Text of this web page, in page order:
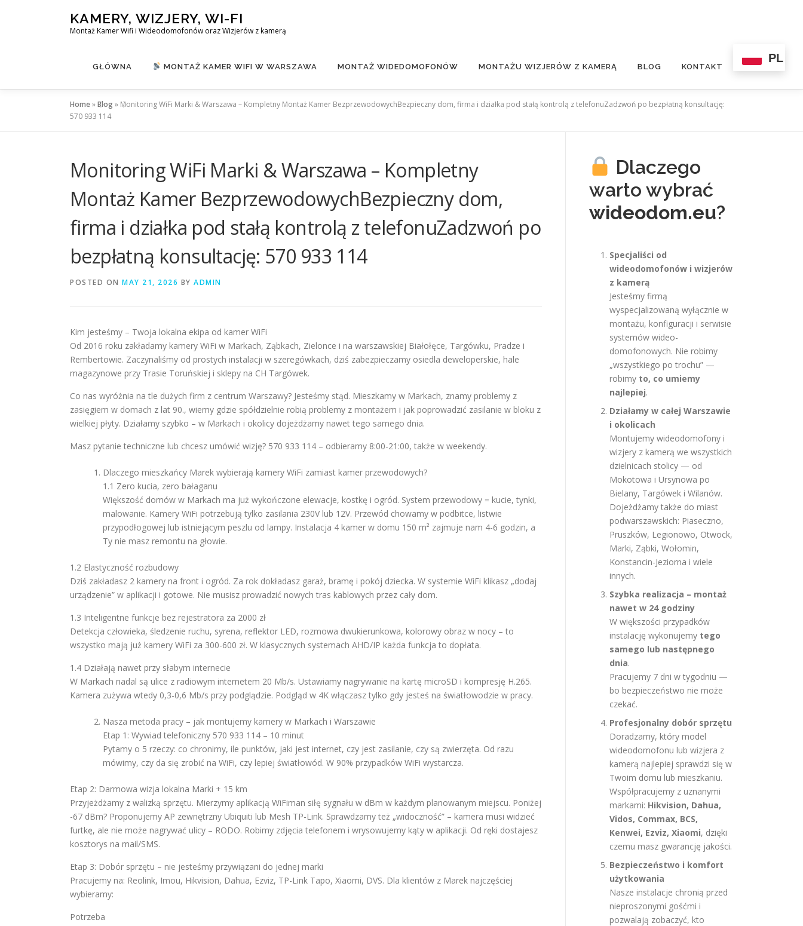
KAMERY, WIZJERY, WI-FI
Montaż Kamer Wifi i Wideodomofonów oraz Wizjerów z kamerą
GŁÓWNA MONTAŻ KAMER WIFI W WARSZAWA MONTAŻ WIDEDOMOFONÓW MONTAŻU WIZJERÓW Z KAMERĄ BLOG KONTAKT
PL
Home»Blog» Monitoring WiFi Marki & Warszawa – Kompletny Montaż Kamer BezprzewodowychBezpieczny dom, firma i działka pod stałą kontrolą z telefonuZadzwoń po bezpłatną konsultację:
570 933 114
Monitoring WiFi Marki & Warszawa – Kompletny
Montaż Kamer BezprzewodowychBezpieczny dom,
firma i działka pod stałą kontrolą z telefonuZadzwoń po
bezpłatną konsultację: 570 933 114
POSTED ON MAY 21, 2026 BY ADMIN
Kim jesteśmy – Twoja lokalna ekipa od kamer WiFi
Od 2016 roku zakładamy kamery WiFi w Markach, Ząbkach, Zielonce i na warszawskiej Białołęce, Targówku, Pradze i
Rembertowie. Zaczynaliśmy od prostych instalacji w szeregówkach, dziś zabezpieczamy osiedla deweloperskie, hale
magazynowe przy Trasie Toruńskiej i sklepy na CH Targówek.
Co nas wyróżnia na tle dużych firm z centrum Warszawy? Jesteśmy stąd. Mieszkamy w Markach, znamy problemy z
zasięgiem w domach z lat 90., wiemy gdzie spółdzielnie robią problemy z montażem i jak poprowadzić zasilanie w bloku z
wielkiej płyty. Działamy szybko – w Markach i okolicy dojeżdżamy nawet tego samego dnia.
Masz pytanie techniczne lub chcesz umówić wizję? 570 933 114 – odbieramy 8:00-21:00, także w weekendy.
Dlaczego mieszkańcy Marek wybierają kamery WiFi zamiast kamer przewodowych?
1.1 Zero kucia, zero bałaganu
Większość domów w Markach ma już wykończone elewacje, kostkę i ogród. System przewodowy = kucie, tynki,
malowanie. Kamery WiFi potrzebują tylko zasilania 230V lub 12V. Przewód chowamy w podbitce, listwie
przypodłogowej lub istniejącym peszlu od lampy. Instalacja 4 kamer w domu 150 m² zajmuje nam 4-6 godzin, a
Ty nie masz remontu na głowie.
1.2 Elastyczność rozbudowy
Dziś zakładasz 2 kamery na front i ogród. Za rok dokładasz garaż, bramę i pokój dziecka. W systemie WiFi klikasz „dodaj
urządzenie” w aplikacji i gotowe. Nie musisz prowadzić nowych tras kablowych przez cały dom.
1.3 Inteligentne funkcje bez rejestratora za 2000 zł
Detekcja człowieka, śledzenie ruchu, syrena, reflektor LED, rozmowa dwukierunkowa, kolorowy obraz w nocy – to
wszystko mają już kamery WiFi za 300-600 zł. W klasycznych systemach AHD/IP każda funkcja to dopłata.
1.4 Działają nawet przy słabym internecie
W Markach nadal są ulice z radiowym internetem 20 Mb/s. Ustawiamy nagrywanie na kartę microSD i kompresję H.265.
Kamera zużywa wtedy 0,3-0,6 Mb/s przy podglądzie. Podgląd w 4K włączasz tylko gdy jesteś na światłowodzie w pracy.
Nasza metoda pracy – jak montujemy kamery w Markach i Warszawie
Etap 1: Wywiad telefoniczny 570 933 114 – 10 minut
Pytamy o 5 rzeczy: co chronimy, ile punktów, jaki jest internet, czy jest zasilanie, czy są zwierzęta. Od razu
mówimy, czy da się zrobić na WiFi, czy lepiej światłowód. W 90% przypadków WiFi wystarcza.
Etap 2: Darmowa wizja lokalna Marki + 15 km
Przyjeżdżamy z walizką sprzętu. Mierzymy aplikacją WiFiman siłę sygnału w dBm w każdym planowanym miejscu. Poniżej
-67 dBm? Proponujemy AP zewnętrzny Ubiquiti lub Mesh TP-Link. Sprawdzamy też „widoczność” – kamera musi widzieć
furtkę, ale nie może nagrywać ulicy – RODO. Robimy zdjęcia telefonem i wrysowujemy kąty w aplikacji. Od ręki dostajesz
kosztorys na mail/SMS.
Etap 3: Dobór sprzętu – nie jesteśmy przywiązani do jednej marki
Pracujemy na: Reolink, Imou, Hikvision, Dahua, Ezviz, TP-Link Tapo, Xiaomi, DVS. Dla klientów z Marek najczęściej
wybieramy:
Potrzeba
Dlaczego
warto wybrać
wideodom.eu?
Specjaliści od
wideodomofonów i wizjerów
z kamerą
Jesteśmy firmą
wyspecjalizowaną wyłącznie w
montażu, konfiguracji i serwisie
systemów wideo-
domofonowych. Nie robimy
„wszystkiego po trochu” —
robimy to, co umiemy
najlepiej.
Działamy w całej Warszawie
i okolicach
Montujemy wideodomofony i
wizjery z kamerą we wszystkich
dzielnicach stolicy — od
Mokotowa i Ursynowa po
Bielany, Targówek i Wilanów.
Dojeżdżamy także do miast
podwarszawskich: Piaseczno,
Pruszków, Legionowo, Otwock,
Marki, Ząbki, Wołomin,
Konstancin-Jeziorna i wiele
innych.
Szybka realizacja – montaż
nawet w 24 godziny
W większości przypadków
instalację wykonujemy tego
samego lub następnego
dnia.
Pracujemy 7 dni w tygodniu —
bo bezpieczeństwo nie może
czekać.
Profesjonalny dobór sprzętu
Doradzamy, który model
wideodomofonu lub wizjera z
kamerą najlepiej sprawdzi się w
Twoim domu lub mieszkaniu.
Współpracujemy z uznanymi
markami: Hikvision, Dahua,
Vidos, Commax, BCS,
Kenwei, Ezviz, Xiaomi, dzięki
czemu masz gwarancję jakości.
Bezpieczeństwo i komfort
użytkowania
Nasze instalacje chronią przed
nieproszonymi gośćmi i
pozwalają zobaczyć, kto